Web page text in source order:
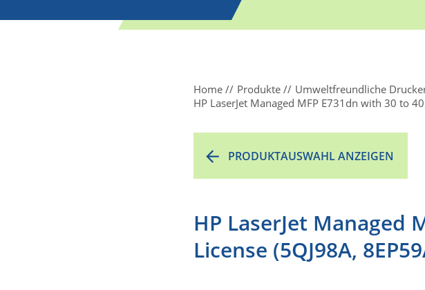
Home Produkte
Umweltfreundliche
HP LaserJet Managed MFP E731dn with 30 to
PRODUKTAUSWAHL ANZEIGEN
HP LaserJet Managed
License (5QJ98A,